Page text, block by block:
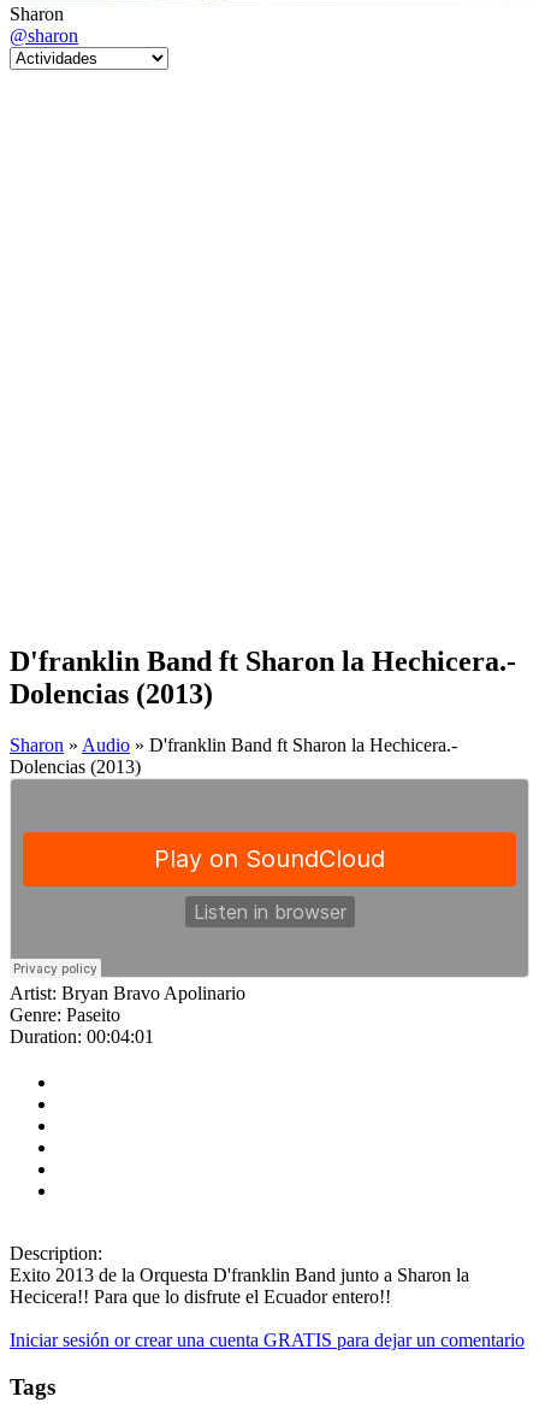
Sharon
@sharon
D'franklin Band ft Sharon la Hechicera.-
Dolencias (2013)
Sharon » Audio » D'franklin Band ft Sharon la Hechicera.-
Dolencias (2013)
Artist: Bryan Bravo Apolinario
Genre: Paseito
Duration: 00:04:01
Description:
Exito 2013 de la Orquesta D'franklin Band junto a Sharon la
Hecicera!! Para que lo disfrute el Ecuador entero!!
Iniciar sesión or crear una cuenta GRATIS para dejar un comentario
Tags